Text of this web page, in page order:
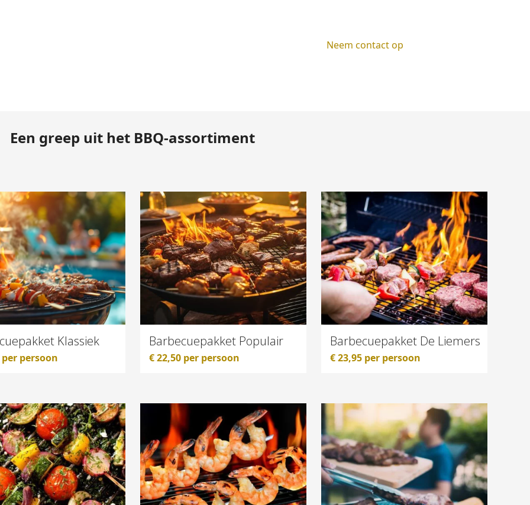
Neem contact op
Een greep uit het BBQ-assortiment
Klassiek
per persoon
Barbecuepakket Populair
€22,50per persoon
Barbecuepakket De Liemers
€23,95per persoon